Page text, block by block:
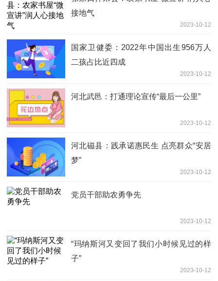
接地气
2023-10-12
国家卫健委：2022年中国出生956万人
二孩占比近四成
2023-10-12
河北武邑：打通理论宣传“最后一公里”
2023-10-12
河北磁县：践承诺惠民生 点亮群众“安居
梦”
2023-10-12
党员干部助农勇争先
2023-10-12
“玛纳斯河又变回了我们小时候见过的样
子”
2023-10-12